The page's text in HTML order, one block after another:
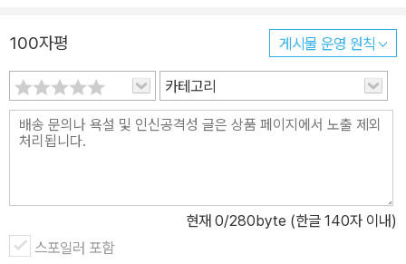
한다. 하지만 대부분 비전문가가 쓴 책에 의존하다 보니 잘못된 지식
이나 오해하고 있는 부분이 많은 게 사실이었다. 그런 점에서 <똑똑
하고 건강한 첫 임신 출산 육아>는 현대를 살아가는 임신부들을 위한
똑똑한 임신·출산·육아 교과서라고 할 수 있다. 이제 막 부모가 된 초
보 엄마 아빠를 위한 첫아기 건강하게 돌보기 갓 출산을 한 초보 엄마
는 모유수유에서부터 안아주고 놀아주고 목욕시키는 등의 일상적인
똑똑하고 건강한 첫 임신 출산 육아>는 이제 막 부모가 된 초보 엄마
아빠와 기본적인 육아에 익숙하지 못한 사람들에게 꼭 필요한 책이
다. 이 책은 출생 후 12개월까지의 아기를 안아주고, 먹여주고, 달래
100자평 게시물 운영 원칙
카테고리
현재 0/280byte (한글 140자 이내)
스포일러 포함